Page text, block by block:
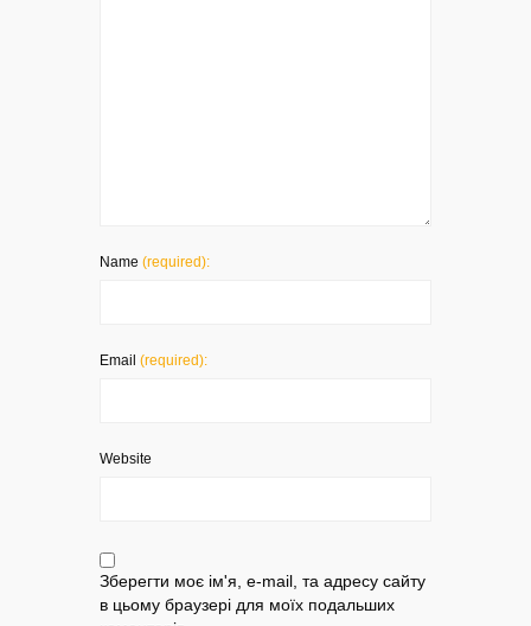
Name (required):
Email (required):
Website
Зберегти моє ім'я, e-mail, та адресу сайту
в цьому браузері для моїх подальших